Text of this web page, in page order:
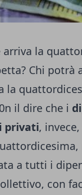
arriva la
Chi
la
il dire che i
privati, invece,
a tutti i
con